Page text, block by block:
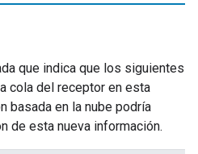
que indica que los siguientes
cola del receptor en esta
basada en la nube podría
de esta nueva información.